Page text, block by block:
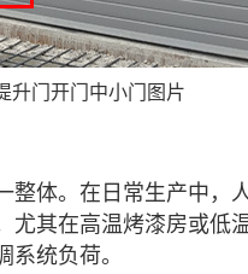
升门开门中小门图片
。在日常生产中，
其在高温烤漆房或低
统负荷。